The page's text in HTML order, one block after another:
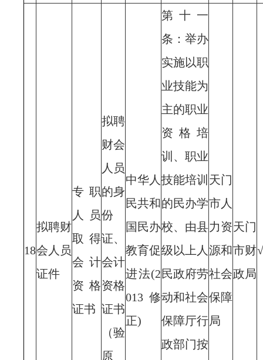
18
拟聘财
会人员
证件
专职
人员
取得
会计
资格
证书
拟聘
财会
人员
的身
份
证、
会计
资格
证书
（验
原
中华人
民共和
国民办
教育促
进法(2
013修
正)
第十一
条：举办
实施以职
业技能为
主的职业
资格培
训、职业
技能培训
的民办学
校、由县
级以上人
民政府劳
动和社会
保障厅行
政部门按
天门
市人
力资
源和
社会
保障
局
天门
市财
政局
√